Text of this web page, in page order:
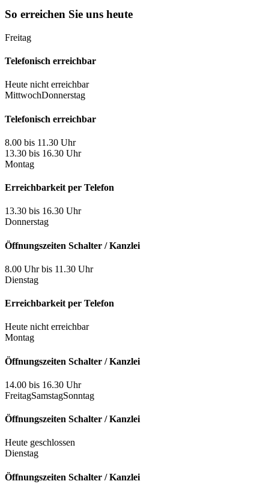
So erreichen Sie uns heute
Freitag
Telefonisch erreichbar
Heute nicht erreichbar
MittwochDonnerstag
Telefonisch erreichbar
8.00 bis 11.30 Uhr
13.30 bis 16.30 Uhr
Montag
Erreichbarkeit per Telefon
13.30 bis 16.30 Uhr
Donnerstag
Öffnungszeiten Schalter / Kanzlei
8.00 Uhr bis 11.30 Uhr
Dienstag
Erreichbarkeit per Telefon
Heute nicht erreichbar
Montag
Öffnungszeiten Schalter / Kanzlei
14.00 bis 16.30 Uhr
FreitagSamstagSonntag
Öffnungszeiten Schalter / Kanzlei
Heute geschlossen
Dienstag
Öffnungszeiten Schalter / Kanzlei